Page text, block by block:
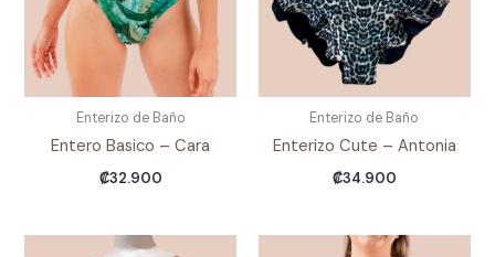
Enterizo de Baño
Entero Basico – Cara
₡32.900
Enterizo de Baño
Enterizo Cute – Antonia
₡34.900